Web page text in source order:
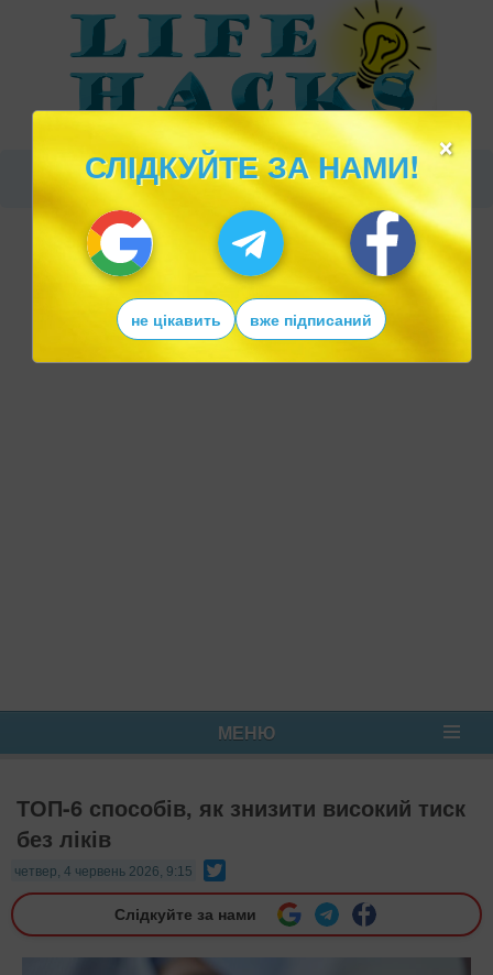
МЕНЮ
ТОП-6 способів, як знизити високий тиск
без ліків
четвер, 4 червень 2026, 9:15
Слідкуйте за нами
×
СЛІДКУЙТЕ ЗА НАМИ!
не цікавить вже підписаний